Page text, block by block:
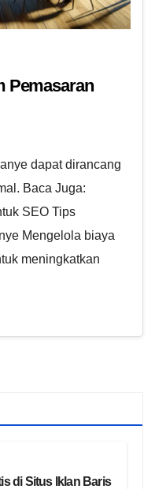
Pemasaran
dapat dirancang
Baca Juga:
SEO Tips
Mengelola biaya
meningkatkan
di Situs Iklan Baris